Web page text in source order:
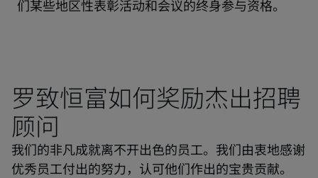
们某些地区性表彰活动和会议的终身参与资格。
罗致恒富如何奖励杰出招聘
顾问
我们的非凡成就离不开出色的员工。我们由衷地感谢
优秀员工付出的努力，认可他们作出的宝贵贡献。